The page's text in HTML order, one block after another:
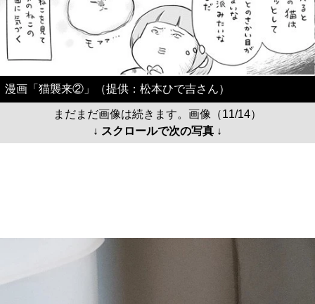
漫画「猫襲来②」（提供：松本ひで吉さん）
まだまだ画像は続きます。画像（11/14）
↓ スクロールで次の写真 ↓